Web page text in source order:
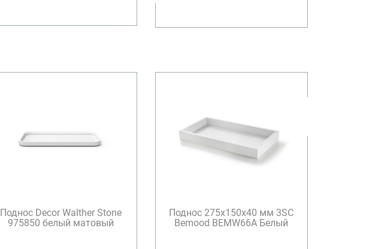
Поднос Decor Walther Stone
975850 белый матовый
Поднос 275х150х40 мм 3SC
Bemood BEMW66A Белый